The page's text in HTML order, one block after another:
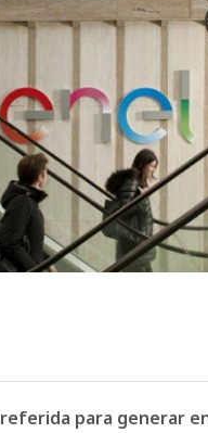
para generar